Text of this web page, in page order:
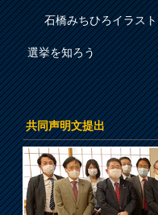
石橋みちひろイラスト
選挙を知ろう
共同声明文提出